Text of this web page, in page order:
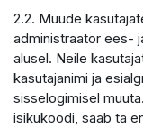
2.2. Muude
administraator ees-
alusel. Neile
kasutajanimi ja
sisselogimisel
isikukoodi, saab ta